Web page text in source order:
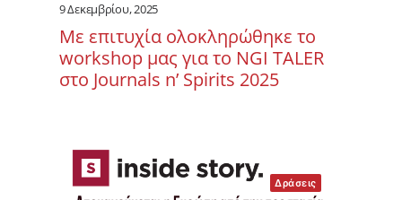
9 Δεκεμβρίου, 2025
Με επιτυχία ολοκληρώθηκε το
workshop μας για το NGI TALER
στο Journals n’ Spirits 2025
Δράσεις